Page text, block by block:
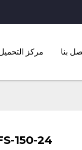
مركز بنا
150-24